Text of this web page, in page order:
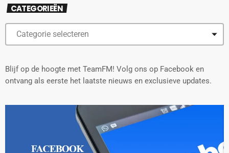
CATEGORIEËN
Blijf op de hoogte met TeamFM! Volg ons op Facebook en
ontvang als eerste het laatste nieuws en exclusieve updates.